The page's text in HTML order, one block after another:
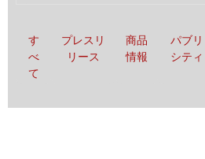
す
べ
て
プレスリ
リース
商品
情報
パブリ
シティ